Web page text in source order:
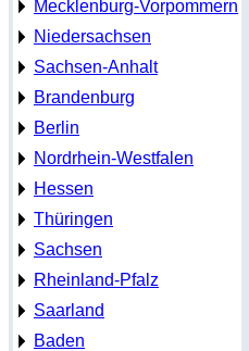
Mecklenburg-Vorpommern
Niedersachsen
Sachsen-Anhalt
Brandenburg
Berlin
Nordrhein-Westfalen
Hessen
Thüringen
Sachsen
Rheinland-Pfalz
Saarland
Baden